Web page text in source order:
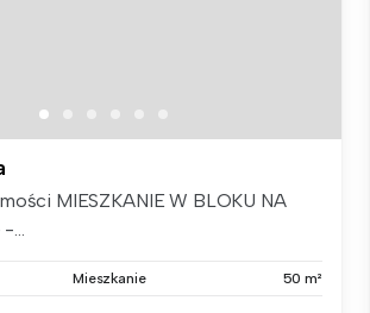
MIESZKANIE W BLOKU NA
...
Mieszkanie 50 m²